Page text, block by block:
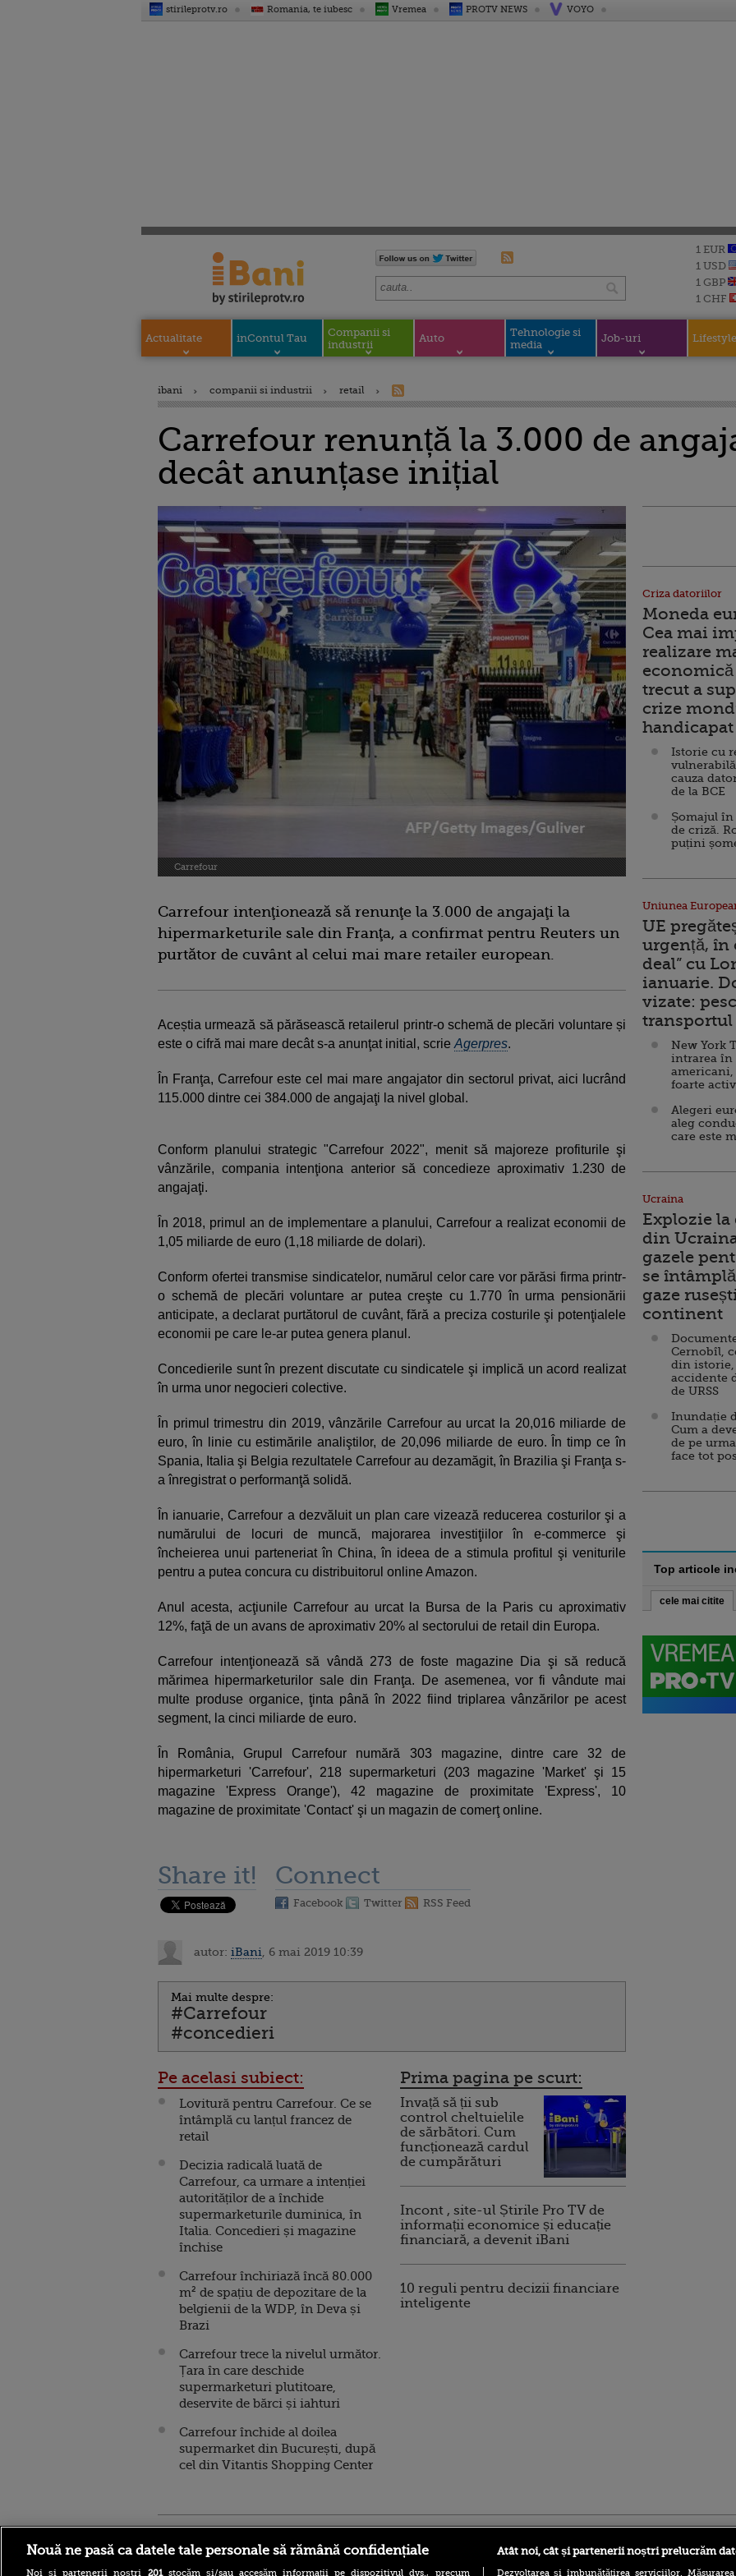
stirileprotv.ro Romania, te iubesc Vremea PROTV NEWS VOYO
1 EUR
1 USD
1 GBP
1 CHF
Actualitate inContul Tau
Companii si
industrii
Auto
Tehnologie si
media
Job-uri Lifestyle
ibani companii si industrii retail
Carrefour renunță la 3.000 de
decât anunțase inițial
Carrefour
Carrefour intenţionează să renunţe la 3.000 de angajaţi la
hipermarketurile sale din Franţa, a confirmat pentru Reuters un
purtător de cuvânt al celui mai mare retailer european.
Aceștia urmează să părăsească retailerul printr-o schemă de plecări voluntare și
este o cifră mai mare decât s-a anunţat initial, scrie Agerpres.
În Franţa, Carrefour este cel mai mare angajator din sectorul privat, aici lucrând
115.000 dintre cei 384.000 de angajaţi la nivel global.
Conform planului strategic "Carrefour 2022", menit să majoreze profiturile şi
vânzările, compania intenţiona anterior să concedieze aproximativ 1.230 de
angajaţi.
În 2018, primul an de implementare a planului, Carrefour a realizat economii de
1,05 miliarde de euro (1,18 miliarde de dolari).
Conform ofertei transmise sindicatelor, numărul celor care vor părăsi firma printr-
o schemă de plecări voluntare ar putea creşte cu 1.770 în urma pensionării
anticipate, a declarat purtătorul de cuvânt, fără a preciza costurile şi potenţialele
economii pe care le-ar putea genera planul.
Concedierile sunt în prezent discutate cu sindicatele şi implică un acord realizat
în urma unor negocieri colective.
În primul trimestru din 2019, vânzările Carrefour au urcat la 20,016 miliarde de
euro, în linie cu estimările analiştilor, de 20,096 miliarde de euro. În timp ce în
Spania, Italia şi Belgia rezultatele Carrefour au dezamăgit, în Brazilia şi Franţa s-
a înregistrat o performanţă solidă.
În ianuarie, Carrefour a dezvăluit un plan care vizează reducerea costurilor şi a
numărului de locuri de muncă, majorarea investiţiilor în e-commerce şi
încheierea unui parteneriat în China, în ideea de a stimula profitul şi veniturile
pentru a putea concura cu distribuitorul online Amazon.
Anul acesta, acţiunile Carrefour au urcat la Bursa de la Paris cu aproximativ
12%, faţă de un avans de aproximativ 20% al sectorului de retail din Europa.
Carrefour intenţionează să vândă 273 de foste magazine Dia şi să reducă
mărimea hipermarketurilor sale din Franţa. De asemenea, vor fi vândute mai
multe produse organice, ţinta până în 2022 fiind triplarea vânzărilor pe acest
segment, la cinci miliarde de euro.
În România, Grupul Carrefour numără 303 magazine, dintre care 32 de
hipermarketuri 'Carrefour', 218 supermarketuri (203 magazine 'Market' şi 15
magazine 'Express Orange'), 42 magazine de proximitate 'Express', 10
magazine de proximitate 'Contact' şi un magazin de comerţ online.
Share it! Connect
Facebook Twitter RSS Feed
autor: iBani , 6 mai 2019 10:39
Mai multe despre:
#Carrefour
#concedieri
Pe acelasi subiect:
Lovitură pentru Carrefour. Ce se
întâmplă cu lanțul francez de
retail
Decizia radicală luată de
Carrefour, ca urmare a intenției
autorităților de a închide
supermarketurile duminica, în
Italia. Concedieri și magazine
închise
Carrefour închiriază încă 80.000
m² de spațiu de depozitare de la
belgienii de la WDP, în Deva și
Brazi
Carrefour trece la nivelul următor.
Țara în care deschide
supermarketuri plutitoare,
deservite de bărci și iahturi
Carrefour închide al doilea
supermarket din București, după
cel din Vitantis Shopping Center
Prima pagina pe scurt:
Invață să ții sub
control cheltuielile
de sărbători. Cum
funcționează cardul
de cumpărături
Incont , site-ul Știrile Pro TV de
informații economice și educație
financiară, a devenit iBani
10 reguli pentru decizii financiare
inteligente
Criza datoriilor
Moneda
Cea mai
realizare
trecut a
crize
Istorie cu
cauza
de la BCE
Șomajul
de criză.
puțini
Uniunea
UE
urgență, în
deal” cu
ianuarie.
vizate:
transportul
New York
intrarea în
foarte
Alegeri
aleg
care este
Ucraina
Explozie
din
gazele
se
gaze
continent
Cernobîl,
din istorie,
accidente
de URSS
Inundație
Cum a
de pe
face tot
Top articole
cele mai citite
Nouă ne pasă ca datele tale personale să rămână confidențiale
Noi și partenerii noștri 201stocăm și/sau accesăm informații pe dispozitivul dvs., precum
Atât noi, cât și partenerii noștri prelucrăm
Dezvoltarea și îmbunătățirea serviciilor.